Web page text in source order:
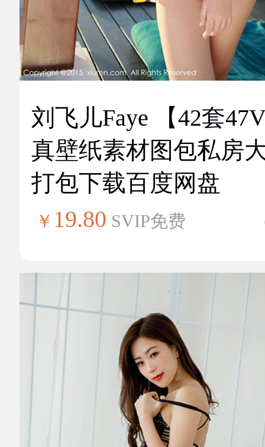
刘飞儿Faye 【42套
真壁纸素材图包私房
打包下载百度网盘
￥ 19.80 SVIP免费